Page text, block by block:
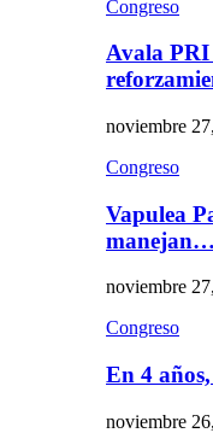
Congreso
Avala PRI
noviembre
Congreso
Vapulea
manejan…
noviembre
Congreso
En 4
noviembre